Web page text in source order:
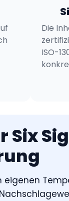
Die
ISO-
Six
eigenen